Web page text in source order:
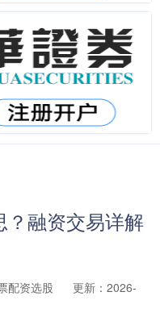
？融资交易详解
配资选股
更新：2026-